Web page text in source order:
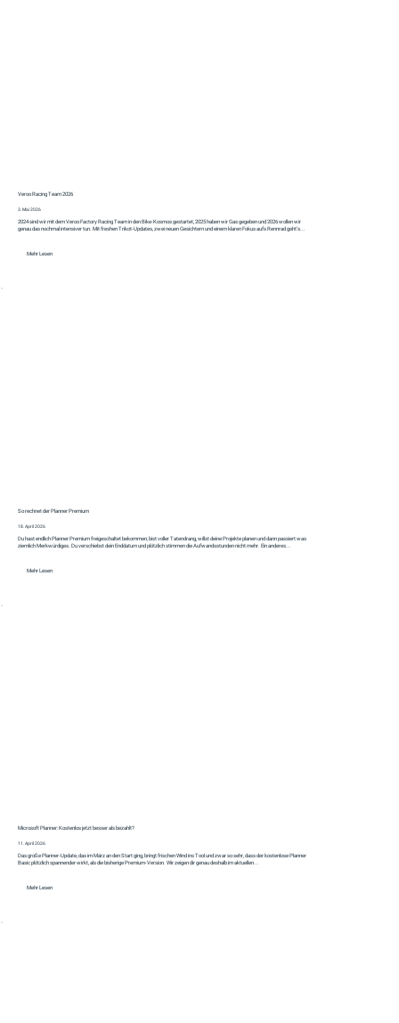
Veroo Racing Team 2026
3. Mai 2026
2024 sind wir mit dem Veroo Factory Racing Team in den Bike-Kosmos gestartet, 2025 haben wir Gas gegeben und 2026 wollen wir
genau das nochmal intensiver tun. Mit freshen Trikot-Updates, zwei neuen Gesichtern und einem klaren Fokus aufs Rennrad geht's...
Mehr Lesen
So rechnet der Planner Premium
18. April 2026
Du hast endlich Planner Premium freigeschaltet bekommen, bist voller Tatendrang, willst deine Projekte planen und dann passiert was
ziemlich Merkwürdiges. Du verschiebst dein Enddatum und plötzlich stimmen die Aufwandsstunden nicht mehr. Ein anderes...
Mehr Lesen
Microsoft Planner: Kostenlos jetzt besser als bezahlt?
11. April 2026
Das große Planner‑Update, das im März an den Start ging, bringt frischen Wind ins Tool und zwar so sehr, dass der kostenlose Planner
Basic plötzlich spannender wirkt, als die bisherige Premium‑Version. Wir zeigen dir genau deshalb im aktuellen...
Mehr Lesen